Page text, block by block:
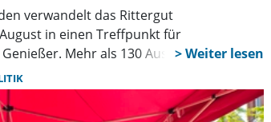
verwandelt das Rittergut
in einen Treffpunkt für
Mehr als 130 Aussteller, Live-
und zahlreiche Mitmachaktionen
Sommerwochenende.